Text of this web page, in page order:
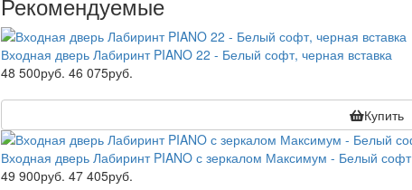
Входная дверь Лабиринт PIANO 22 - Белый софт, черная вставка
48 500руб. 46 075руб.
Купить
Входная дверь Лабиринт PIANO с зеркалом Максимум - Белый софт
49 900руб. 47 405руб.